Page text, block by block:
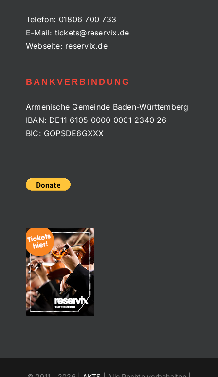
Telefon: 01806 700 733
E-Mail: tickets@reservix.de
Webseite: reservix.de
BANKVERBINDUNG
Armenische Gemeinde Baden-Württemberg
IBAN: DE11 6105 0000 0001 2340 26
BIC: GOPSDE6GXXX